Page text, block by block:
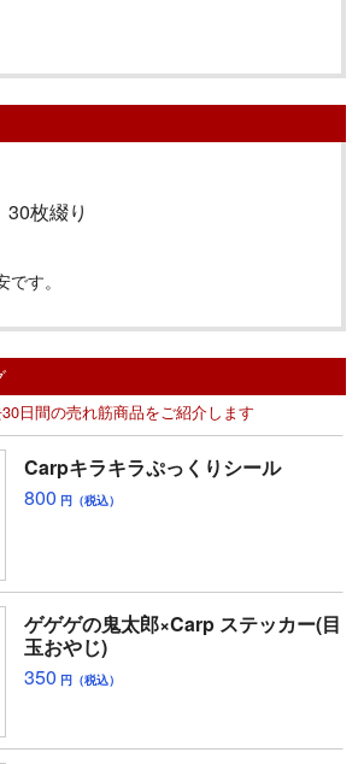
30枚綴り
す。
日間の売れ筋商品をご紹介します
Carpキラキラぷっくりシール
800 円（税込）
ゲゲゲの鬼太郎×Carp ステッカー(目
玉おやじ)
350 円（税込）